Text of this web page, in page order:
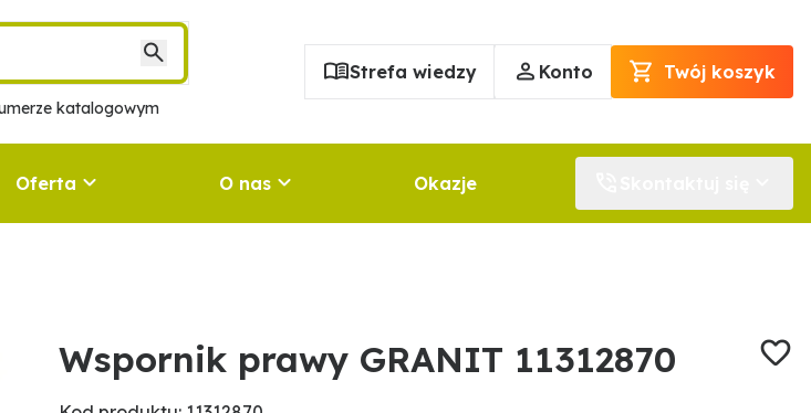
katalogowym
Strefa wiedzy Konto Twój koszyk
Oferta O nas Okazje
Wspornik prawy GRANIT 11312870